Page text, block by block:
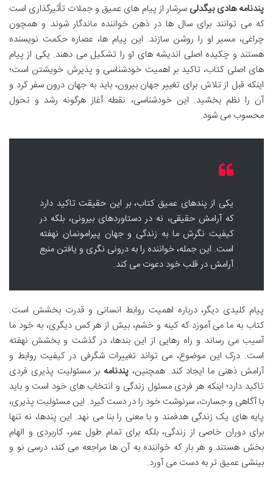
پندنامه هادی بیگدلی سرشار از پیام های عمیق و جملات تأثیرگذاری است
که می توانند برای سال ها در ذهن خواننده ماندگار شوند و همچون
چراغی، مسیر او را روشن سازند. این پیام ها، عصاره حکمت نویسنده
هستند و چکیده اصلی اندیشه های او را تشکیل می دهند. یکی از پیام
های اصلی کتاب، تاکید بر اهمیت خودشناسی و پذیرش خویشتن است؛
اینکه قبل از تلاش برای تغییر جهان بیرون، باید به جهان درون سفر کرد و
آن را نظم بخشید. این خودشناسی، نقطه آغاز هرگونه رشد و تحول
محسوب می شود.
یکی از پندهای عمیق کتاب، بر این حقیقت تاکید دارد
که آرامش حقیقی، نه در دستاوردهای بیرونی، بلکه در
کیفیت نگرش ما به زندگی و جهان پیرامونمان نهفته
است. این جمله، خواننده را به درونی نگری و یافتن منبع
آرامش در قلب خود دعوت می کند.
پیام کلیدی دیگر، درباره اهمیت روابط انسانی و قدرت بخشش است.
کتاب به ما می آموزد که کینه و خشم، بیش از هر کس دیگری، به خود ما
آسیب می رساند و راه رهایی از این بندها، در گذشت و بخشش نهفته
است. درک این موضوع، می تواند تغییرات شگرفی در کیفیت روابط و
آرامش ذهنی ما ایجاد کند. همچنین، پندنامه بر مسئولیت پذیری فردی
تاکید دارد؛ اینکه هر فردی مسئول زندگی و انتخاب های خود است و باید
با آگاهی و جسارت، سرنوشت خود را در دست گیرد. این مسئولیت پذیری،
پایه های یک زندگی هدفمند و با معنی را بنا می نهد. این پندها، نه تنها
برای دوران خاصی از زندگی، بلکه برای تمام طول عمر، کاربردی و الهام
بخش هستند و هر بار که خواننده به آن ها مراجعه می کند، درسی نو و
بینشی عمیق تر به دست می آورد.